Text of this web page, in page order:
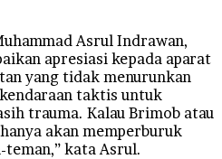
Asrul Indrawan,
apresiasi kepada aparat
yang tidak menurunkan
taktis untuk
trauma. Kalau Brimob atau
akan memperburuk
kata Asrul.